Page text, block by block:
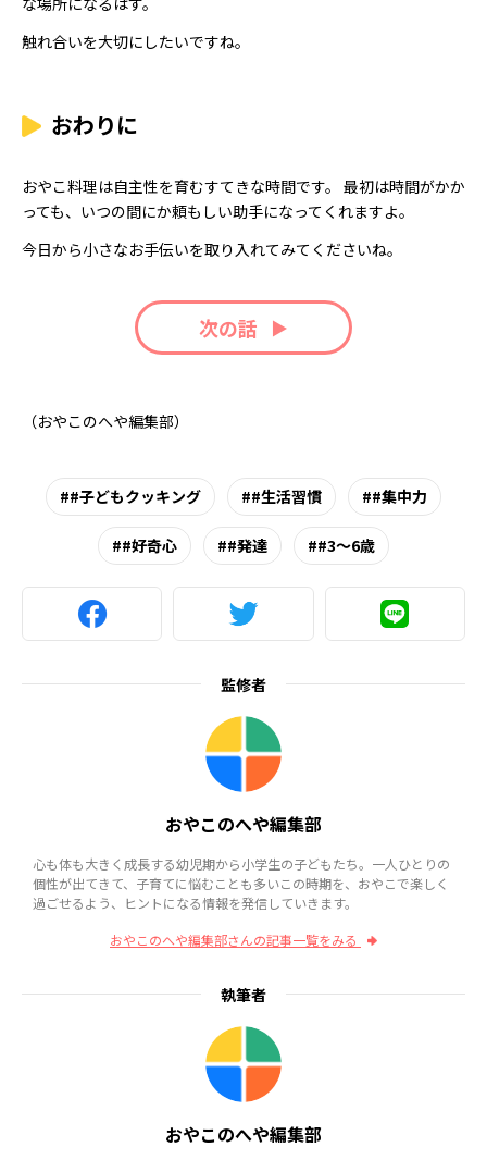
触れ合いを大切にしたいですね。
おわりに
おやこ料理は自主性を育むすてきな時間です。 最初は時間がかか
っても、いつの間にか頼もしい助手になってくれますよ。
今日から小さなお手伝いを取り入れてみてくださいね。
次の話
（おやこのへや編集部）
#子どもクッキング #生活習慣 #集中力
#好奇心 #発達 #3～6歳
監修者
おやこのへや編集部
心も体も大きく成長する幼児期から小学生の子どもたち。一人ひとりの
個性が出てきて、子育てに悩むことも多いこの時期を、おやこで楽しく
過ごせるよう、ヒントになる情報を発信していきます。
おやこのへや編集部さんの記事一覧をみる
執筆者
おやこのへや編集部